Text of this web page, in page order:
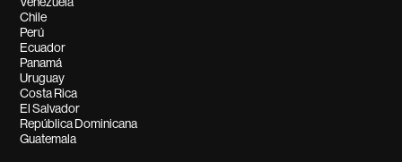
Chile
Perú
Ecuador
Panamá
Uruguay
Costa Rica
El Salvador
República Dominicana
Guatemala